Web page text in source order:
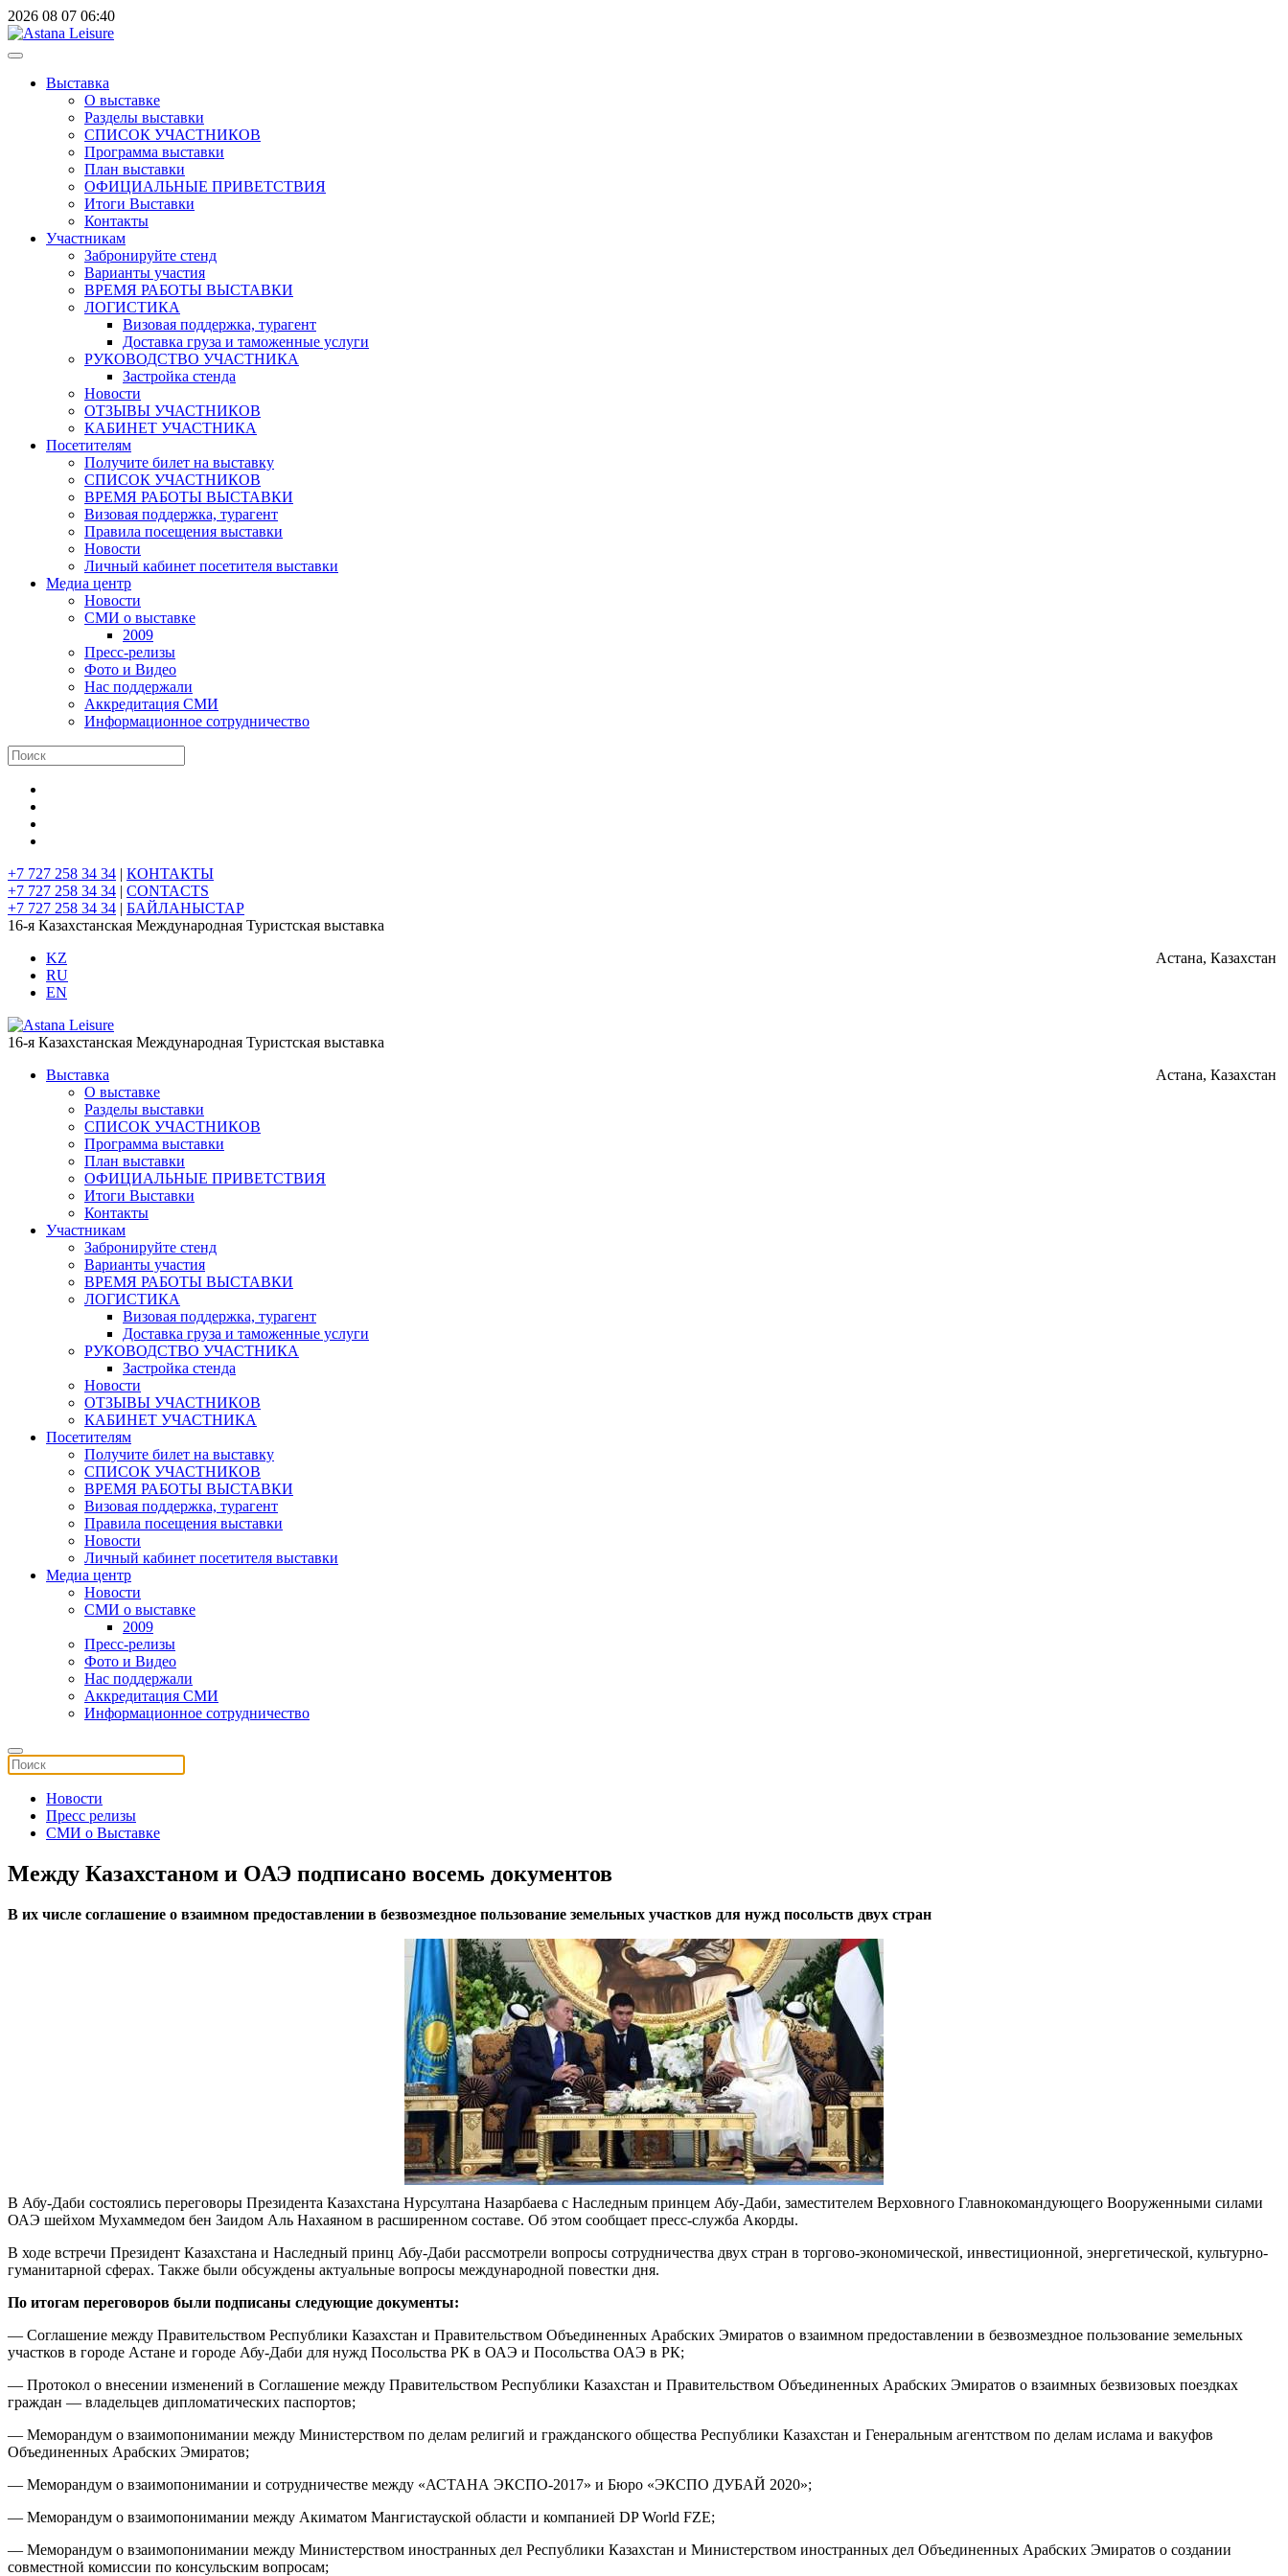
2026 08 07 06:40
Выставка
О выставке
Разделы выставки
СПИСОК УЧАСТНИКОВ
Программа выставки
План выставки
ОФИЦИАЛЬНЫЕ ПРИВЕТСТВИЯ
Итоги Выставки
Контакты
Участникам
Забронируйте стенд
Варианты участия
ВРЕМЯ РАБОТЫ ВЫСТАВКИ
ЛОГИСТИКА
Визовая поддержка, турагент
Доставка груза и таможенные услуги
РУКОВОДСТВО УЧАСТНИКА
Застройка стенда
Новости
ОТЗЫВЫ УЧАСТНИКОВ
КАБИНЕТ УЧАСТНИКА
Посетителям
Получите билет на выставку
СПИСОК УЧАСТНИКОВ
ВРЕМЯ РАБОТЫ ВЫСТАВКИ
Визовая поддержка, турагент
Правила посещения выставки
Новости
Личный кабинет посетителя выставки
Медиа центр
Новости
СМИ о выставке
2009
Пресс-релизы
Фото и Видео
Нас поддержали
Аккредитация СМИ
Информационное сотрудничество
+7 727 258 34 34 | КОНТАКТЫ
+7 727 258 34 34 | CONTACTS
+7 727 258 34 34 | БАЙЛАНЫСТАР
16-я Казахстанская Международная Туристская выставка
Астана, Казахстан
KZ
RU
EN
16-я Казахстанская Международная Туристская выставка
Астана, Казахстан
Выставка
О выставке
Разделы выставки
СПИСОК УЧАСТНИКОВ
Программа выставки
План выставки
ОФИЦИАЛЬНЫЕ ПРИВЕТСТВИЯ
Итоги Выставки
Контакты
Участникам
Забронируйте стенд
Варианты участия
ВРЕМЯ РАБОТЫ ВЫСТАВКИ
ЛОГИСТИКА
Визовая поддержка, турагент
Доставка груза и таможенные услуги
РУКОВОДСТВО УЧАСТНИКА
Застройка стенда
Новости
ОТЗЫВЫ УЧАСТНИКОВ
КАБИНЕТ УЧАСТНИКА
Посетителям
Получите билет на выставку
СПИСОК УЧАСТНИКОВ
ВРЕМЯ РАБОТЫ ВЫСТАВКИ
Визовая поддержка, турагент
Правила посещения выставки
Новости
Личный кабинет посетителя выставки
Медиа центр
Новости
СМИ о выставке
2009
Пресс-релизы
Фото и Видео
Нас поддержали
Аккредитация СМИ
Информационное сотрудничество
Новости
Пресс релизы
СМИ о Выставке
Между Казахстаном и ОАЭ подписано восемь документов
В их числе соглашение о взаимном предоставлении в безвозмездное пользование земельных участков для нужд посольств двух стран
В Абу-Даби состоялись переговоры Президента Казахстана Нурсултана Назарбаева с Наследным принцем Абу-Даби, заместителем Верховного Главнокомандующего Вооруженными силами
ОАЭ шейхом Мухаммедом бен Заидом Аль Нахаяном в расширенном составе. Об этом сообщает пресс-служба Акорды.
В ходе встречи Президент Казахстана и Наследный принц Абу-Даби рассмотрели вопросы сотрудничества двух стран в торгово-экономической, инвестиционной, энергетической, культурно-
гуманитарной сферах. Также были обсуждены актуальные вопросы международной повестки дня.
По итогам переговоров были подписаны следующие документы:
— Соглашение между Правительством Республики Казахстан и Правительством Объединенных Арабских Эмиратов о взаимном предоставлении в безвозмездное пользование земельных
участков в городе Астане и городе Абу-Даби для нужд Посольства РК в ОАЭ и Посольства ОАЭ в РК;
— Протокол о внесении изменений в Соглашение между Правительством Республики Казахстан и Правительством Объединенных Арабских Эмиратов о взаимных безвизовых поездках
граждан — владельцев дипломатических паспортов;
— Меморандум о взаимопонимании между Министерством по делам религий и гражданского общества Республики Казахстан и Генеральным агентством по делам ислама и вакуфов
Объединенных Арабских Эмиратов;
— Меморандум о взаимопонимании и сотрудничестве между «АСТАНА ЭКСПО-2017» и Бюро «ЭКСПО ДУБАЙ 2020»;
— Меморандум о взаимопонимании между Акиматом Мангистауской области и компанией DP World FZE;
— Меморандум о взаимопонимании между Министерством иностранных дел Республики Казахстан и Министерством иностранных дел Объединенных Арабских Эмиратов о создании
совместной комиссии по консульским вопросам;